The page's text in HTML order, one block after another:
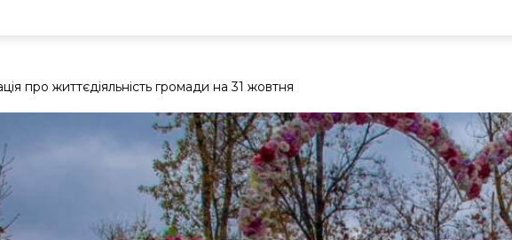
про життєдіяльність громади на 31 жовтня